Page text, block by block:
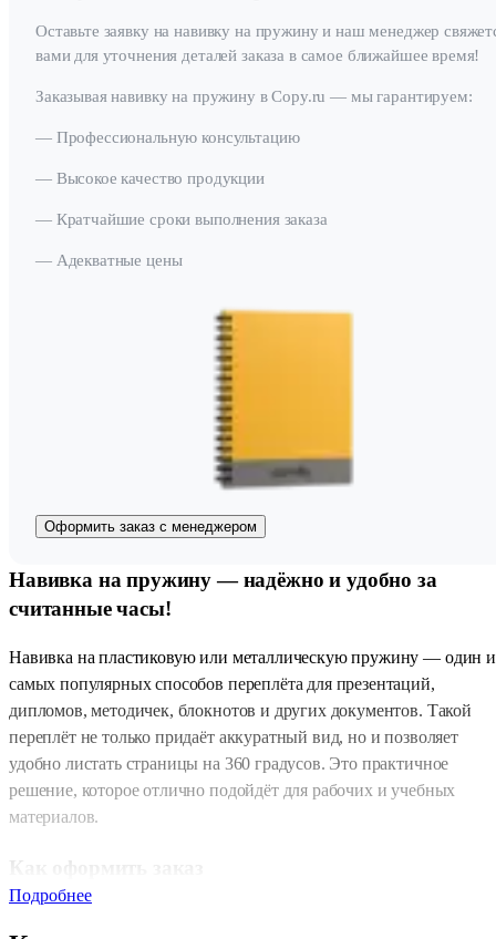
Оставьте заявку на навивку на пружину и наш менеджер
вами для уточнения деталей заказа в самое ближайшее время!
Заказывая навивку на пружину в Copy.ru — мы гарантируем:
— Профессиональную консультацию
— Высокое качество продукции
— Кратчайшие сроки выполнения заказа
— Адекватные цены
Оформить заказ с менеджером
Навивка на пружину — надёжно и удобно за
считанные часы!
Навивка на пластиковую или металлическую пружину — один
самых популярных способов переплёта для презентаций,
дипломов, методичек, блокнотов и других документов. Такой
переплёт не только придаёт аккуратный вид, но и позволяет
удобно листать страницы на 360 градусов. Это практичное
решение, которое отлично подойдёт для рабочих и учебных
материалов.
Как оформить заказ
Подробнее